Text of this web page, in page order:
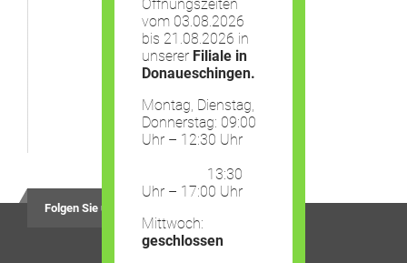
Folgen Sie uns auf
Öffnungszeiten
vom 03.08.2026
bis 21.08.2026 in
unserer Filiale in
Donaueschingen.
Montag, Dienstag,
Donnerstag: 09:00
Uhr – 12:30 Uhr
13:30
Uhr – 17:00 Uhr
Mittwoch:
geschlossen